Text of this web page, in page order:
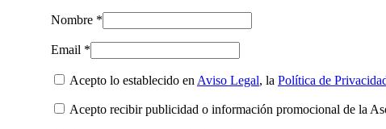
Nombre *
Email *
Acepto lo establecido en Aviso Legal, la Política de
Acepto recibir publicidad o información promocional de la